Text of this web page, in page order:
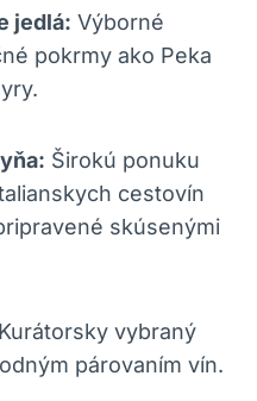
jedlá: Výborné
pokrmy ako Peka
Širokú ponuku
cestovín
skúsenými
Kurátorsky vybraný
párovaním vín.